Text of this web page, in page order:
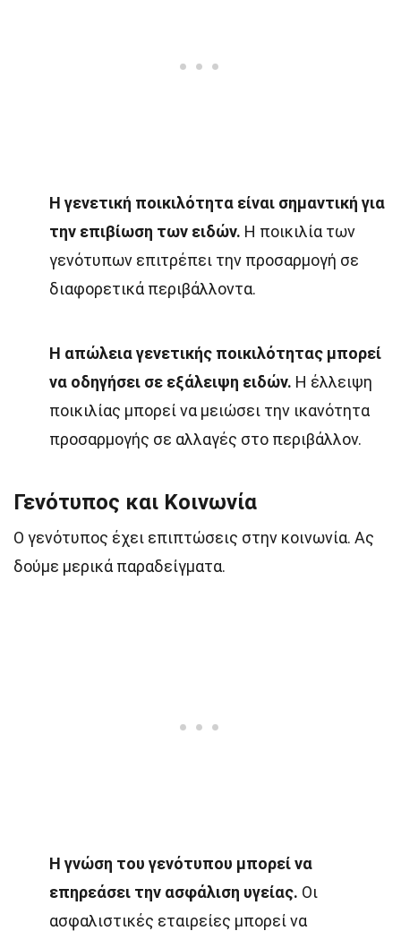
Η γενετική ποικιλότητα είναι σημαντική για
την επιβίωση των ειδών. Η ποικιλία των
γενότυπων επιτρέπει την προσαρμογή σε
διαφορετικά περιβάλλοντα.
Η απώλεια γενετικής ποικιλότητας μπορεί
να οδηγήσει σε εξάλειψη ειδών. Η έλλειψη
ποικιλίας μπορεί να μειώσει την ικανότητα
προσαρμογής σε αλλαγές στο περιβάλλον.
Γενότυπος και Κοινωνία
Ο γενότυπος έχει επιπτώσεις στην κοινωνία. Ας
δούμε μερικά παραδείγματα.
Η γνώση του γενότυπου μπορεί να
επηρεάσει την ασφάλιση υγείας. Οι
ασφαλιστικές εταιρείες μπορεί να